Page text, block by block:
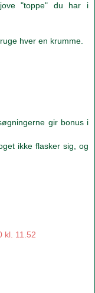
"toppe" du har i
hver en krumme.
gir bonus i
ikke flasker sig, og
kl. 11.52